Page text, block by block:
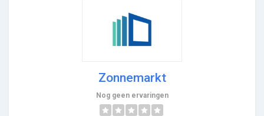
Zonnemarkt
Nog geen ervaringen